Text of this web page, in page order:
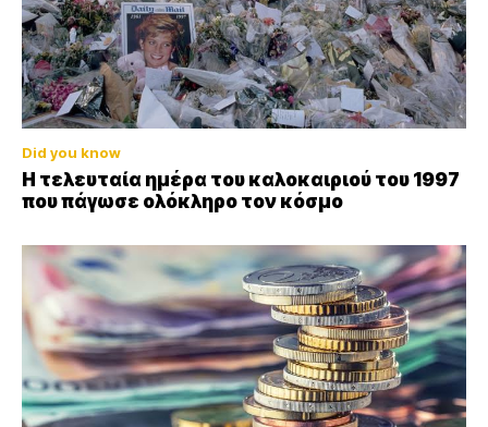
Did you know
Η τελευταία ημέρα του καλοκαιριού του 1997
που πάγωσε ολόκληρο τον κόσμο